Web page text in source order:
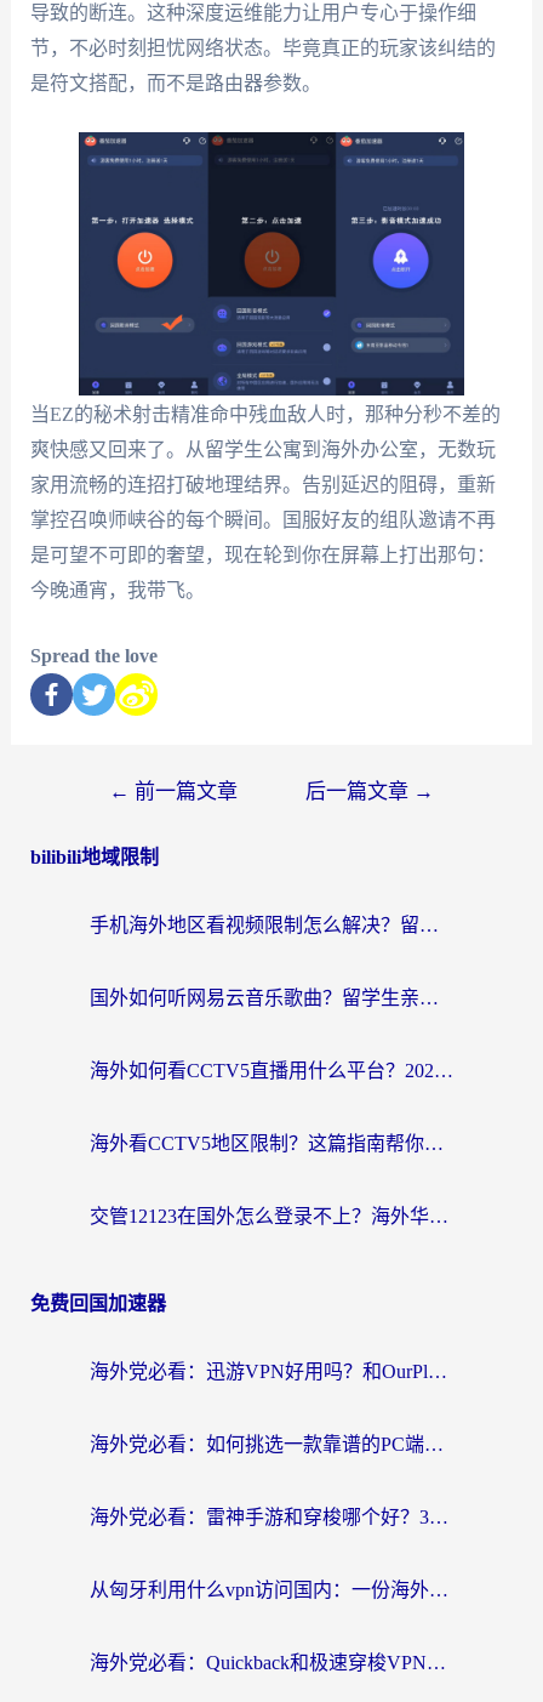
导致的断连。这种深度运维能力让用户专心于操作细
节，不必时刻担忧网络状态。毕竟真正的玩家该纠结的
是符文搭配，而不是路由器参数。
当EZ的秘术射击精准命中残血敌人时，那种分秒不差的
爽快感又回来了。从留学生公寓到海外办公室，无数玩
家用流畅的连招打破地理结界。告别延迟的阻碍，重新
掌控召唤师峡谷的每个瞬间。国服好友的组队邀请不再
是可望不可即的奢望，现在轮到你在屏幕上打出那句：
今晚通宵，我带飞。
Spread the love
← 前一篇文章 后一篇文章 →
bilibili地域限制
手机海外地区看视频限制怎么解决？留学生亲测有效的回国加速器指南
国外如何听网易云音乐歌曲？留学生亲测有效的回国加速方案
海外如何看CCTV5直播用什么平台？2026最新指南：看欧洲杯、中超、奥运不再卡
海外看CCTV5地区限制？这篇指南帮你流畅看欧洲杯、NBA还听中文解说
交管12123在国外怎么登录不上？海外华人必看的回国加速器选择指南
免费回国加速器
海外党必看：迅游VPN好用吗？和OurPlay VPN对比哪个回国效果更好？附真实体验测评
海外党必看：如何挑选一款靠谱的PC端VPN，让回国冲浪不再卡顿
海外党必看：雷神手游和穿梭哪个好？3步教你选对回国加速器（附实测对比）
从匈牙利用什么vpn访问国内：一份海外游子的网络归乡指南
海外党必看：Quickback和极速穿梭VPN好用吗？3步选对回国加速器实现无缝刷国内资源